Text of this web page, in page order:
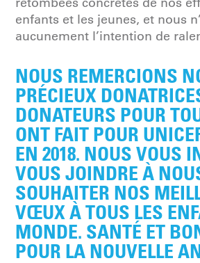
enfants et les jeunes, et nous
aucunement l’intention de
NOUS REMERCIONS
PRÉCIEUX
DONATEURS POUR
ONT FAIT POUR
EN 2018. NOUS VOUS
VOUS JOINDRE À
SOUHAITER NOS
VŒUX À TOUS LES
MONDE. SANTÉ ET
POUR LA NOUVELLE